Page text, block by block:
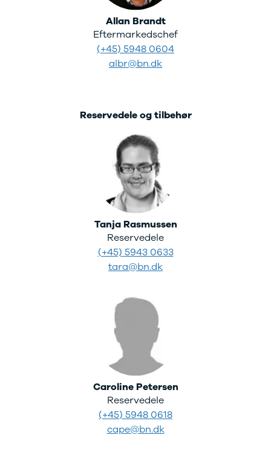
Allan Brandt
Eftermarkedschef
(+45) 5948 0604
albr@bn.dk
Reservedele og tilbehør
Tanja Rasmussen
Reservedele
(+45) 5943 0633
tara@bn.dk
Caroline Petersen
Reservedele
(+45) 5948 0618
cape@bn.dk